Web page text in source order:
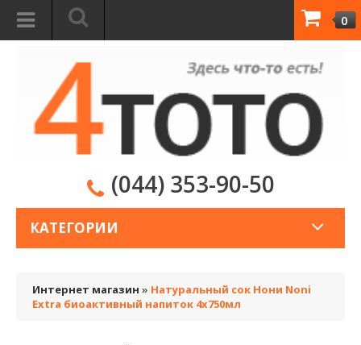
0
(044) 353-90-50
КАТЕГОРИИ
Интернет магазин » Натуральный сок Нони Noni
Extra биоактивный напиток 4x750мл